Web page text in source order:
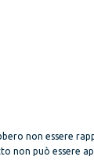
non essere
non può essere